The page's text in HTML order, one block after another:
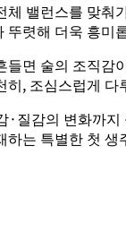
체 밸런스를 맞춰
뚜렷해 더욱 흥미
들면 술의 조직감
히, 조심스럽게
·질감의 변화까지
하는 특별한 첫 생